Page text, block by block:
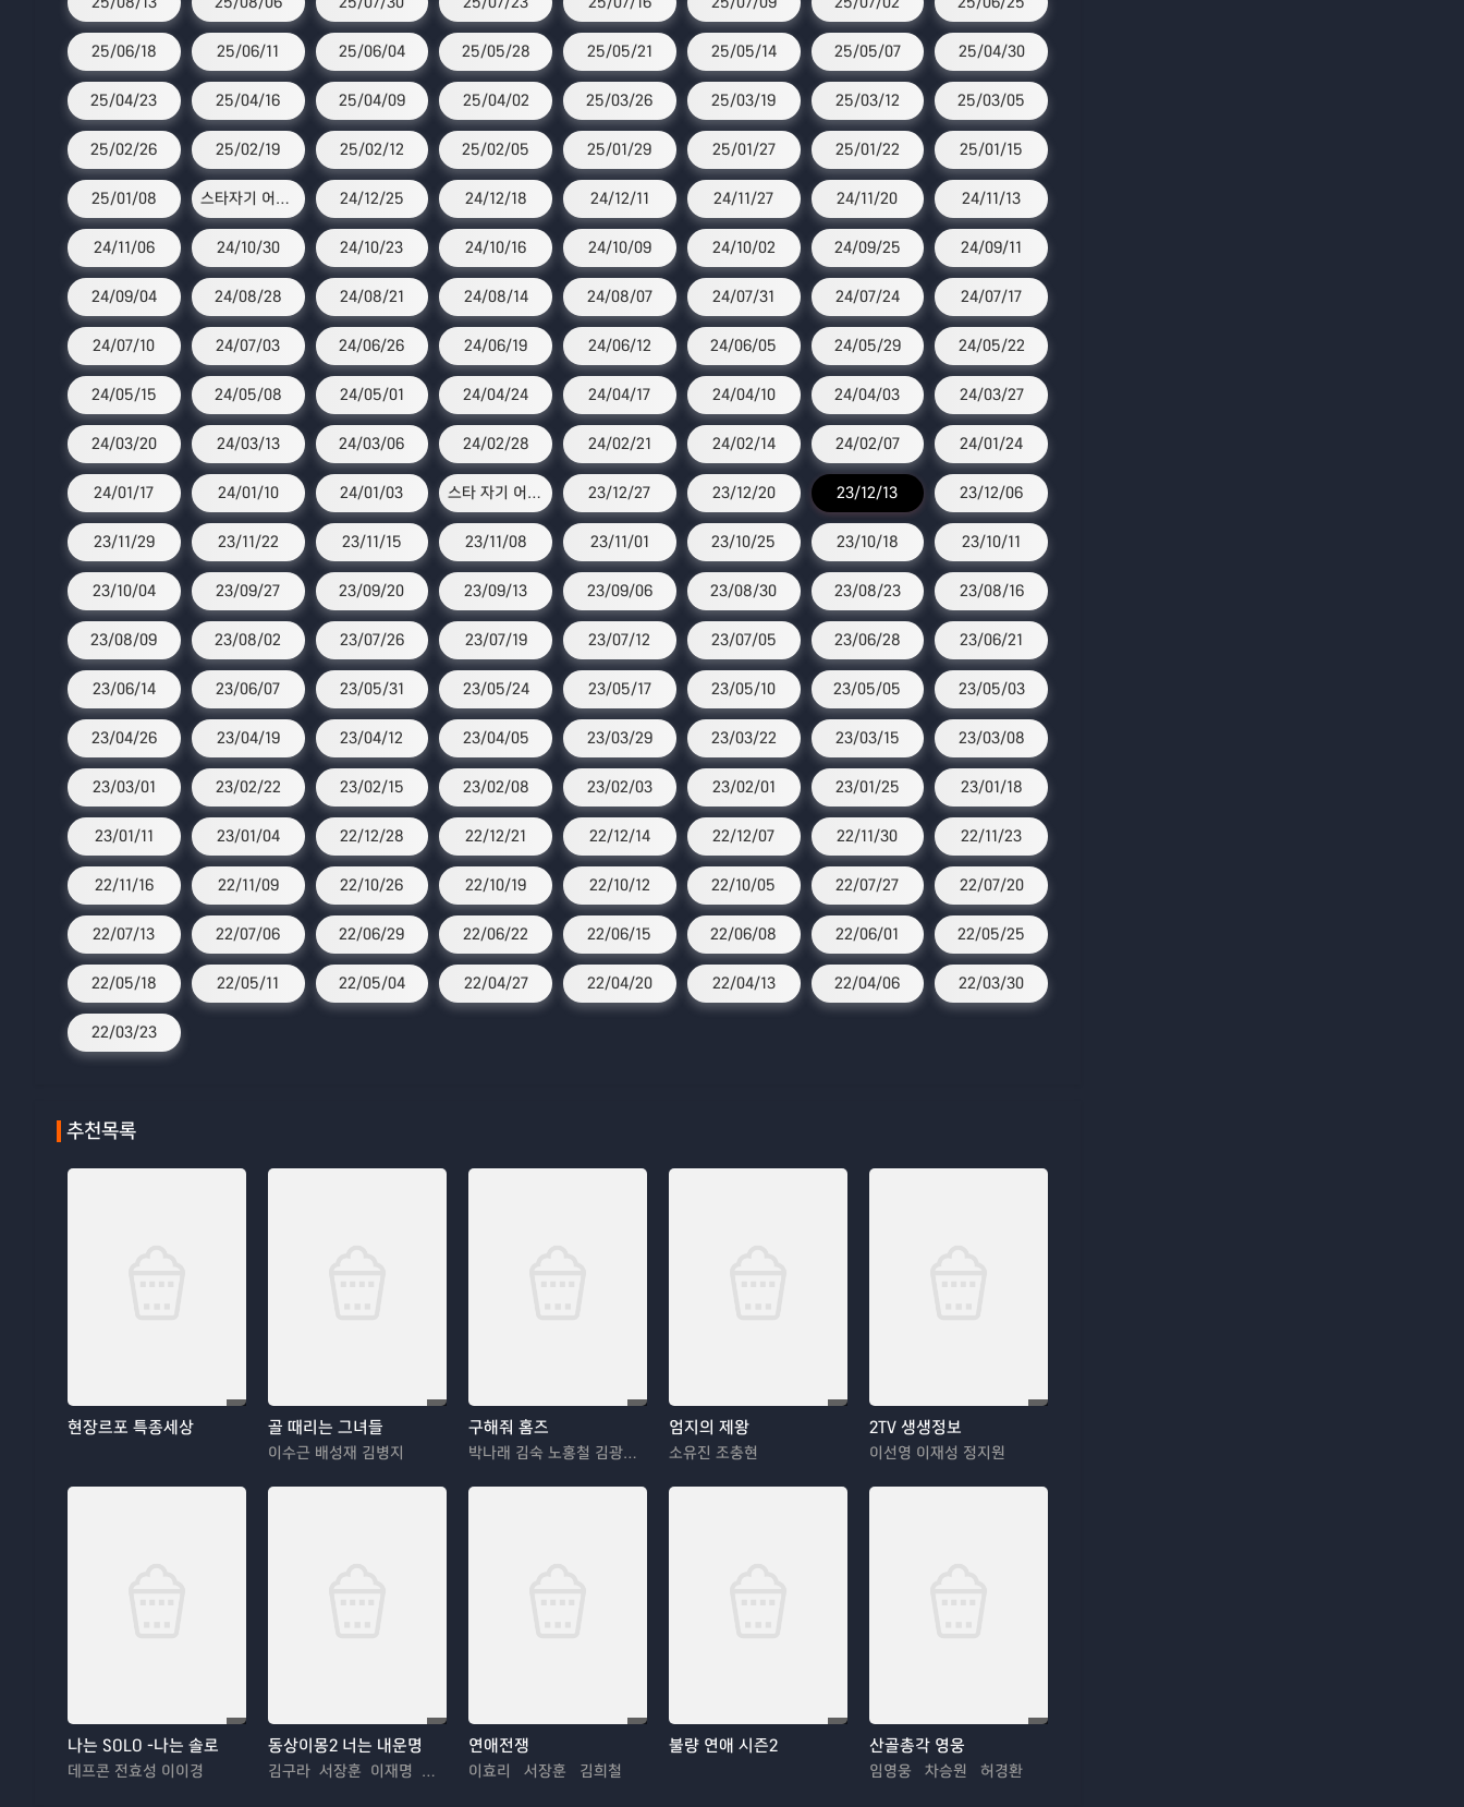
25/06/18 25/06/11 25/06/04 25/05/28 25/05/21 25/05/14 25/05/07 25/04/30
25/04/23 25/04/16 25/04/09 25/04/02 25/03/26 25/03/19 25/03/12 25/03/05
25/02/26 25/02/19 25/02/12 25/02/05 25/01/29 25/01/27 25/01/22 25/01/15
25/01/08 스타자기 어워즈 24/12/25 24/12/18 24/12/11 24/11/27 24/11/20 24/11/13
24/11/06 24/10/30 24/10/23 24/10/16 24/10/09 24/10/02 24/09/25 24/09/11
24/09/04 24/08/28 24/08/21 24/08/14 24/08/07 24/07/31 24/07/24 24/07/17
24/07/10 24/07/03 24/06/26 24/06/19 24/06/12 24/06/05 24/05/29 24/05/22
24/05/15 24/05/08 24/05/01 24/04/24 24/04/17 24/04/10 24/04/03 24/03/27
24/03/20 24/03/13 24/03/06 24/02/28 24/02/21 24/02/14 24/02/07 24/01/24
24/01/17 24/01/10 24/01/03 스타 자기 어워즈 23/12/27 23/12/20 23/12/13 23/12/06
23/11/29 23/11/22 23/11/15 23/11/08 23/11/01 23/10/25 23/10/18 23/10/11
23/10/04 23/09/27 23/09/20 23/09/13 23/09/06 23/08/30 23/08/23 23/08/16
23/08/09 23/08/02 23/07/26 23/07/19 23/07/12 23/07/05 23/06/28 23/06/21
23/06/14 23/06/07 23/05/31 23/05/24 23/05/17 23/05/10 23/05/05 23/05/03
23/04/26 23/04/19 23/04/12 23/04/05 23/03/29 23/03/22 23/03/15 23/03/08
23/03/01 23/02/22 23/02/15 23/02/08 23/02/03 23/02/01 23/01/25 23/01/18
23/01/11 23/01/04 22/12/28 22/12/21 22/12/14 22/12/07 22/11/30 22/11/23
22/11/16 22/11/09 22/10/26 22/10/19 22/10/12 22/10/05 22/07/27 22/07/20
22/07/13 22/07/06 22/06/29 22/06/22 22/06/15 22/06/08 22/06/01 22/05/25
22/05/18 22/05/11 22/05/04 22/04/27 22/04/20 22/04/13 22/04/06 22/03/30
22/03/23
추천목록
현장르포 특종세상 골 때리는 그녀들
이수근 배성재 김병지
구해줘 홈즈
박나래 김숙 노홍철 김광규 장동민
엄지의 제왕
소유진 조충현
2TV 생생정보
이선영 이재성 정지원
나는 SOLO -나는 솔로
데프콘 전효성 이이경
동상이몽2 너는 내운명
김구라 서장훈 이재명 추자현 김수용 김혜경 우효광 김진아
연애전쟁
이효리 서장훈 김희철
불량 연애 시즌2 산골총각 영웅
임영웅 차승원 허경환